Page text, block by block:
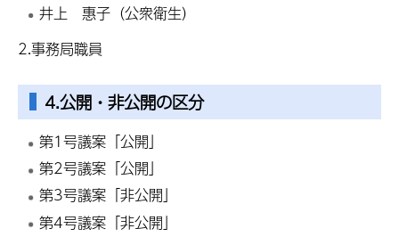
井上 惠子（公衆衛生）
2.事務局職員
4.公開・非公開の区分
第1号議案「公開」
第2号議案「公開」
第3号議案「非公開」
第4号議案「非公開」